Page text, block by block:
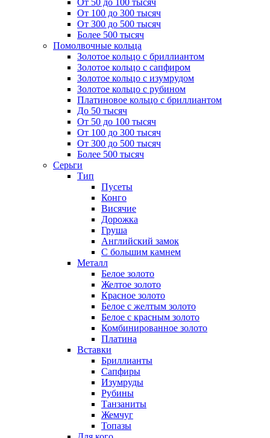
От 50 до 100 тысяч
От 100 до 300 тысяч
От 300 до 500 тысяч
Более 500 тысяч
Помолвочные кольца
Золотое кольцо с бриллиантом
Золотое кольцо с сапфиром
Золотое кольцо с изумрудом
Золотое кольцо с рубином
Платиновое кольцо с бриллиантом
До 50 тысяч
От 50 до 100 тысяч
От 100 до 300 тысяч
От 300 до 500 тысяч
Более 500 тысяч
Серьги
Тип
Пусеты
Конго
Висячие
Дорожка
Груша
Английский замок
С большим камнем
Металл
Белое золото
Желтое золото
Красное золото
Белое с желтым золото
Белое с красным золото
Комбинированное золото
Платина
Вставки
Бриллианты
Сапфиры
Изумруды
Рубины
Танзаниты
Жемчуг
Топазы